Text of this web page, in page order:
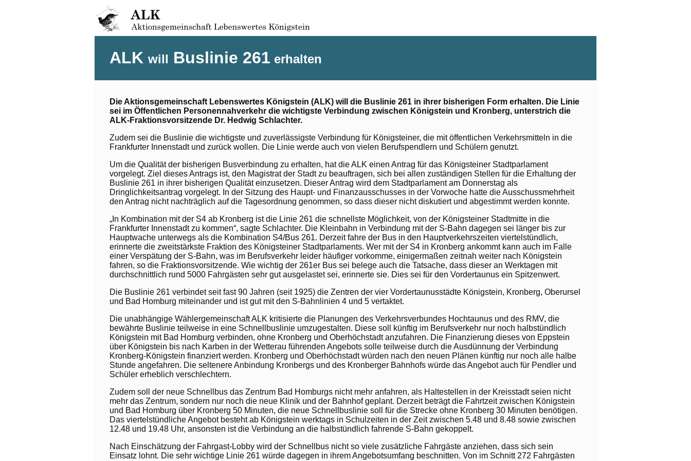
ALK will Buslinie 261 erhalten
Die Aktionsgemeinschaft Lebenswertes Königstein (ALK) will die Buslinie 261 in ihrer bisherigen Form erhalten. Die Linie
sei im Öffentlichen Personen­nahverkehr die wichtigste Verbindung zwischen Königstein und Kronberg, unterstrich die
ALK-Fraktionsvorsitzende Dr. Hedwig Schlachter.
Zudem sei die Buslinie die wichtigste und zuverlässigste Verbindung für Königsteiner, die mit öffentlichen Verkehrsmitteln in die
Frankfurter Innenstadt und zurück wollen. Die Linie werde auch von vielen Berufspendlern und Schülern genutzt.
Um die Qualität der bisherigen Busverbindung zu erhalten, hat die ALK einen Antrag für das Königsteiner Stadtparlament
vorgelegt. Ziel dieses Antrags ist, den Magistrat der Stadt zu beauftragen, sich bei allen zuständigen Stellen für die Erhaltung der
Buslinie 261 in ihrer bisherigen Qualität einzusetzen. Dieser Antrag wird dem Stadtparlament am Donnerstag als
Dringlichkeitsantrag vorgelegt. In der Sitzung des Haupt- und Finanzausschusses in der Vorwoche hatte die Ausschussmehrheit
den Antrag nicht nachträglich auf die Tagesordnung genommen, so dass dieser nicht diskutiert und abgestimmt werden konnte.
„In Kombination mit der S4 ab Kronberg ist die Linie 261 die schnellste Möglichkeit, von der Königsteiner Stadtmitte in die
Frankfurter Innenstadt zu kommen“, sagte Schlachter. Die Kleinbahn in Verbindung mit der S-Bahn dagegen sei länger bis zur
Hauptwache unterwegs als die Kombination S4/Bus 261. Derzeit fahre der Bus in den Hauptverkehrszeiten viertelstündlich,
erinnerte die zweitstärkste Fraktion des Königsteiner Stadtparlaments. Wer mit der S4 in Kronberg ankommt kann auch im Falle
einer Verspätung der S-Bahn, was im Berufsverkehr leider häufiger vorkomme, einigermaßen zeitnah weiter nach Königstein
fahren, so die Fraktionsvorsitzende. Wie wichtig der 261er Bus sei belege auch die Tatsache, dass dieser an Werktagen mit
durchschnittlich rund 5000 Fahrgästen sehr gut ausgelastet sei, erinnerte sie. Dies sei für den Vordertaunus ein Spitzenwert.
Die Buslinie 261 verbindet seit fast 90 Jahren (seit 1925) die Zentren der vier Vordertaunusstädte Königstein, Kronberg, Oberursel
und Bad Homburg miteinander und ist gut mit den S-Bahnlinien 4 und 5 vertaktet.
Die unabhängige Wählergemeinschaft ALK kritisierte die Planungen des Verkehrsverbundes Hochtaunus und des RMV, die
bewährte Buslinie teilweise in eine Schnellbuslinie umzugestalten. Diese soll künftig im Berufsverkehr nur noch halbstündlich
Königstein mit Bad Homburg verbinden, ohne Kronberg und Oberhöchstadt anzufahren. Die Finanzierung dieses von Eppstein
über Königstein bis nach Karben in der Wetterau führenden Angebots solle teilweise durch die Ausdünnung der Verbindung
Kronberg-Königstein finanziert werden. Kronberg und Oberhöchstadt würden nach den neuen Plänen künftig nur noch alle halbe
Stunde angefahren. Die seltenere Anbindung Kronbergs und des Kronberger Bahnhofs würde das Angebot auch für Pendler und
Schüler erheblich verschlechtern.
Zudem soll der neue Schnellbus das Zentrum Bad Homburgs nicht mehr anfahren, als Haltestellen in der Kreisstadt seien nicht
mehr das Zentrum, sondern nur noch die neue Klinik und der Bahnhof geplant. Derzeit beträgt die Fahrtzeit zwischen Königstein
und Bad Homburg über Kronberg 50 Minuten, die neue Schnellbuslinie soll für die Strecke ohne Kronberg 30 Minuten benötigen.
Das viertelstündliche Angebot besteht ab Königstein werktags in Schulzeiten in der Zeit zwischen 5.48 und 8.48 sowie zwischen
12.48 und 19.48 Uhr, ansonsten ist die Verbindung an die halbstündlich fahrende S-Bahn gekoppelt.
Nach Einschätzung der Fahrgast-Lobby wird der Schnellbus nicht so viele zusätzliche Fahrgäste anziehen, dass sich sein
Einsatz lohnt. Die sehr wichtige Linie 261 würde dagegen in ihrem Angebotsumfang beschnitten. Von im Schnitt 272 Fahrgästen